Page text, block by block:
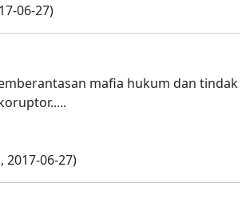
06-27)
mafia hukum dan tindak
2017-06-27)